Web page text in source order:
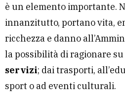
è un elemento importante.
innanzitutto, portano vita,
ricchezza e danno
la possibilità di ragionare su
servizi; dai trasporti,
sport o ad eventi culturali.